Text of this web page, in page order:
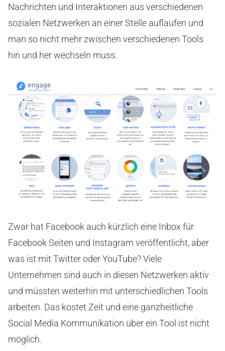
Nachrichten und Interaktionen aus verschiedenen
sozialen Netzwerken an einer Stelle auflaufen und
man so nicht mehr zwischen verschiedenen Tools
hin und her wechseln muss.
Zwar hat Facebook auch kürzlich eine Inbox für
Facebook Seiten und Instagram veröffentlicht, aber
was ist mit Twitter oder YouTube? Viele
Unternehmen sind auch in diesen Netzwerken aktiv
und müssten weiterhin mit unterschiedlichen Tools
arbeiten. Das kostet Zeit und eine ganzheitliche
Social Media Kommunikation über ein Tool ist nicht
möglich.